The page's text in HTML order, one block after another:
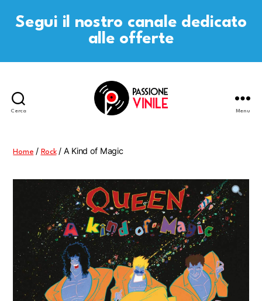
Segui il nostro canale dedicato
alle offerte
Cerca Menu
Home / Rock/ A Kind of Magic